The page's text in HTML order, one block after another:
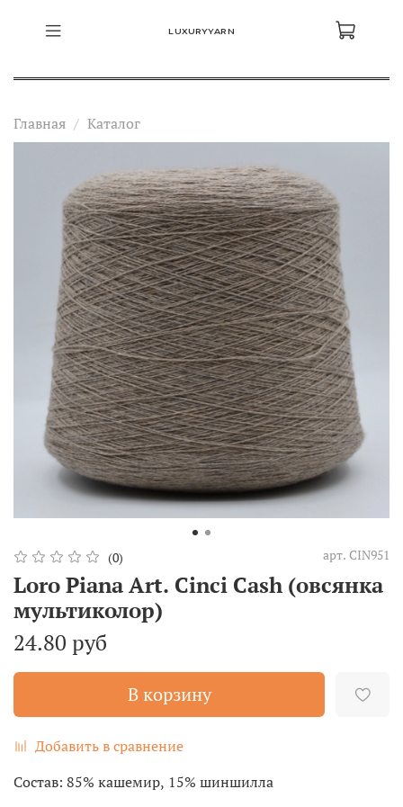
LUXURYYARN
Главная Каталог
(0) арт. CIN951
Loro Piana Art. Cinci Cash (овсянка
мультиколор)
24.80 руб
В корзину
Добавить в сравнение
Состав: 85% кашемир, 15% шиншилла